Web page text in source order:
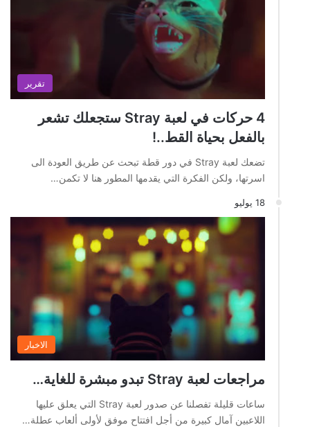
تقرير
4 حركات في لعبة Stray ستجعلك تشعر
بالفعل بحياة القط..!
تضعك لعبة Stray في دور قطة تبحث عن طريق العودة الى
اسرتها، ولكن الفكرة التي يقدمها المطور هنا لا تكمن…
18 يوليو
الاخبار
مراجعات لعبة Stray تبدو مبشرة للغاية…
ساعات قليلة تفصلنا عن صدور لعبة Stray التي يعلق عليها
اللاعبين آمال كبيرة من أجل افتتاح موفق لأولى ألعاب عطلة…